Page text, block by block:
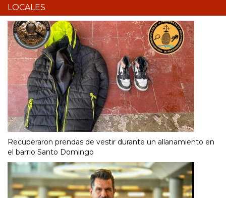
LOCALES
Recuperaron prendas de vestir durante un allanamiento en
el barrio Santo Domingo